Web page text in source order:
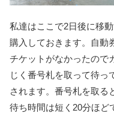
私達はここで2日後に移
購入しておきます。自動
チケットがなかったので
じく番号札を取って待っ
されます。番号札を取る
待ち時間は短く20分ほど